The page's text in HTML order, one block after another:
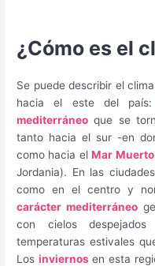
¿Cómo es el
Se puede describir el
hacia el este del país:
mediterráneo que se
tanto hacia el sur -en
como hacia elMar Muerto
Jordania). En las
como en el centro y
carácter mediterráneo
con cielos
temperaturas estivales
Los inviernosen esta